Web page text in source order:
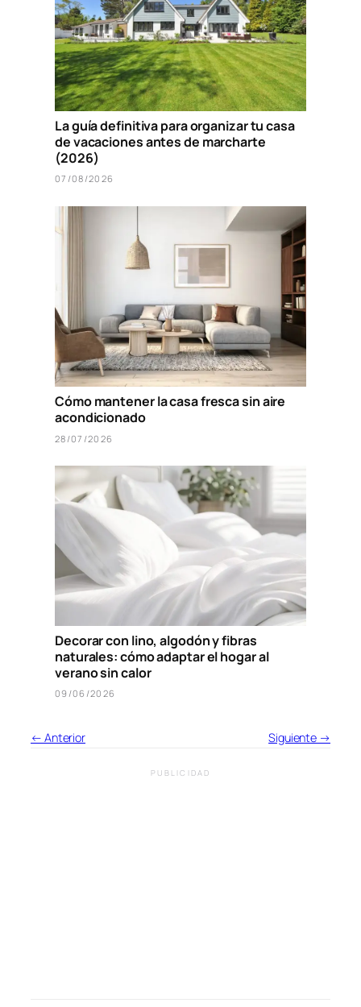
La guía definitiva para organizar tu casa
de vacaciones antes de marcharte
(2026)
07/08/2026
Cómo mantener la casa fresca sin aire
acondicionado
28/07/2026
Decorar con lino, algodón y fibras
naturales: cómo adaptar el hogar al
verano sin calor
09/06/2026
← Anterior Siguiente →
PUBLICIDAD